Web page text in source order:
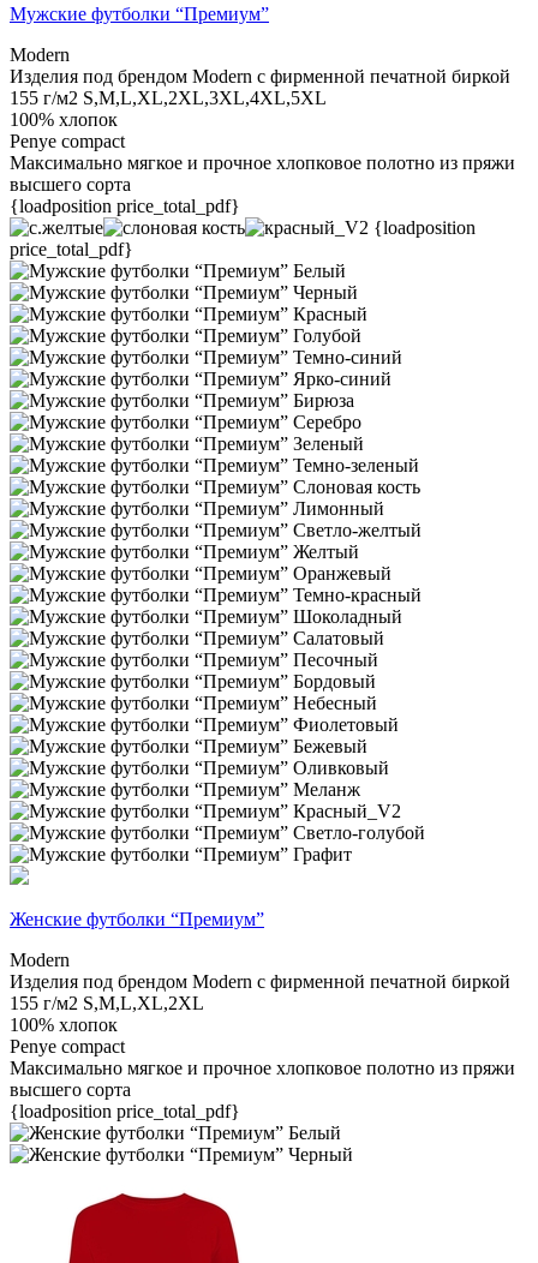
Мужские футболки “Премиум”
Modern
Изделия под брендом Modern с фирменной печатной биркой
155 г/м2 S,M,L,XL,2XL,3XL,4XL,5XL
100% хлопок
Penye compact
Максимально мягкое и прочное хлопковое полотно из пряжи
высшего сорта
{loadposition price_total_pdf}
{loadposition
price_total_pdf}
Женские футболки “Премиум”
Modern
Изделия под брендом Modern с фирменной печатной биркой
155 г/м2 S,M,L,XL,2XL
100% хлопок
Penye compact
Максимально мягкое и прочное хлопковое полотно из пряжи
высшего сорта
{loadposition price_total_pdf}